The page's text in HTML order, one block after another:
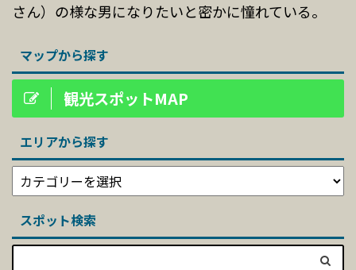
さん）の様な男になりたいと密かに憧れている。
マップから探す
観光スポットMAP
エリアから探す
スポット検索